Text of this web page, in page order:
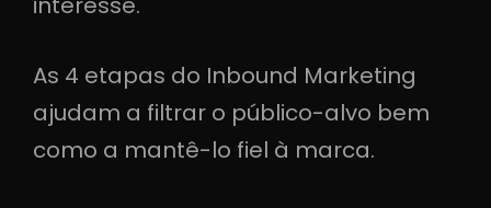
As 4 etapas do Inbound Marketing
ajudam a filtrar o público-alvo bem
como a mantê-lo fiel à marca.